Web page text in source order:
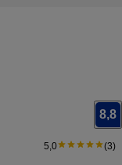
8,8
5,0 (3)